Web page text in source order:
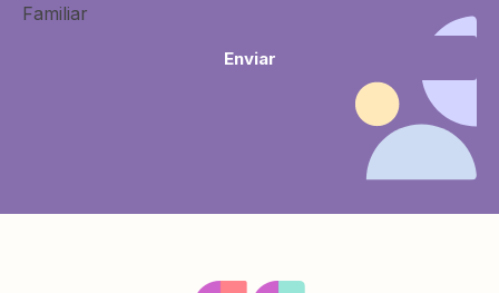
Familiar
Enviar